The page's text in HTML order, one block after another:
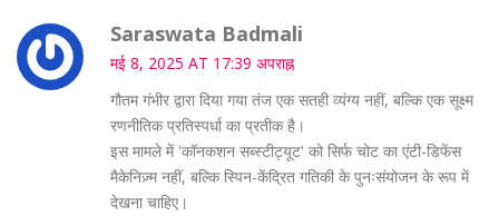
Saraswata Badmali
मई 8, 2025 AT 17:39 अपराह्न
गौतम गंभीर द्वारा दिया गया तंज एक सतही व्यंग्य नहीं, बल्कि एक सूक्ष्म
रणनीतिक प्रतिस्पर्धा का प्रतीक है।
इस मामले में 'कॉनकशन सब्स्टीट्यूट' को सिर्फ चोट का एंटी-डिफेंस
मैकेनिज़्म नहीं, बल्कि स्पिन-केंद्रित गतिकी के पुनःसंयोजन के रूप में
देखना चाहिए।